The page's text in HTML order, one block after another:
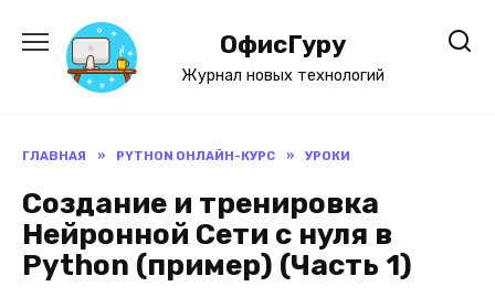
содержанию
ОфисГуру
Журнал новых технологий
ГЛАВНАЯ » PYTHON ОНЛАЙН-КУРС » УРОКИ
Создание и тренировка
Нейронной Сети с нуля в
Python (пример) (Часть 1)